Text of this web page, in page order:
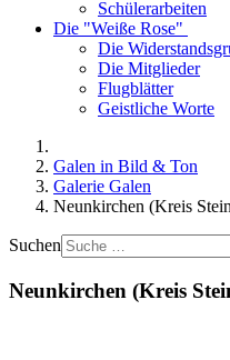
Schülerarbeiten
Die "Weiße Rose"
Die
Die Mitglieder
Flugblätter
Geistliche Worte
Galen in Bild & Ton
Galerie Galen
Neunkirchen (Kreis
Suchen
Neunkirchen (Kreis